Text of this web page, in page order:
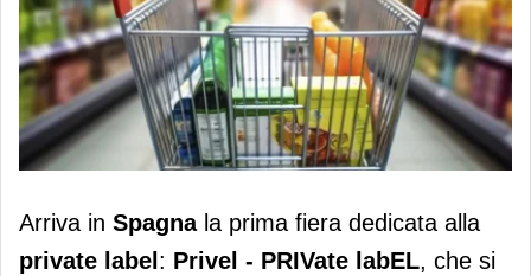
Privel è la prima fiera in Spagna
dedicata alla pl
Arriva in Spagnala prima fiera dedicata alla
private label : Privel - PRIVate labEL, che si